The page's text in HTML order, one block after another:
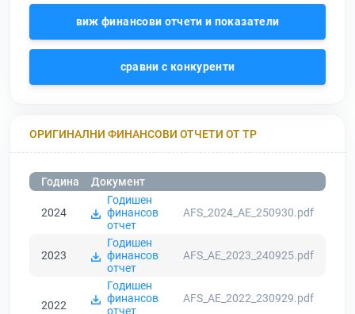
виж финансови отчети и показатели
сравни с конкуренти
ОРИГИНАЛНИ ФИНАНСОВИ ОТЧЕТИ ОТ ТР
Година Документ
2024
Годишен
финансов
отчет
AFS_2024_AE_250930.pdf
2023
Годишен
финансов
отчет
AFS_AE_2023_240925.pdf
2022
Годишен
финансов
отчет
AFS_AE_2022_230929.pdf